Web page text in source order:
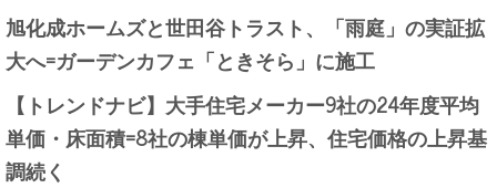
旭化成ホームズと世田谷トラスト、「雨庭」の実証拡
大へ=ガーデンカフェ「ときそら」に施工
【トレンドナビ】大手住宅メーカー9社の24年度平均
単価・床面積=8社の棟単価が上昇、住宅価格の上昇基
調続く